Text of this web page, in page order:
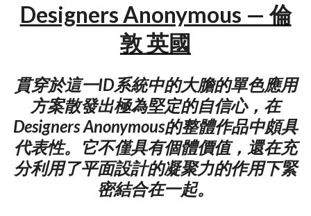
Designers Anonymous — 倫
敦 英國
貫穿於這一ID系統中的大膽的單色應用
方案散發出極為堅定的自信心，在
Designers Anonymous的整體作品中頗具
代表性。它不僅具有個體價值，還在充
分利用了平面設計的凝聚力的作用下緊
密結合在一起。